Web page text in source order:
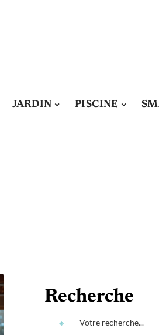
JARDIN PISCINE
Recherche